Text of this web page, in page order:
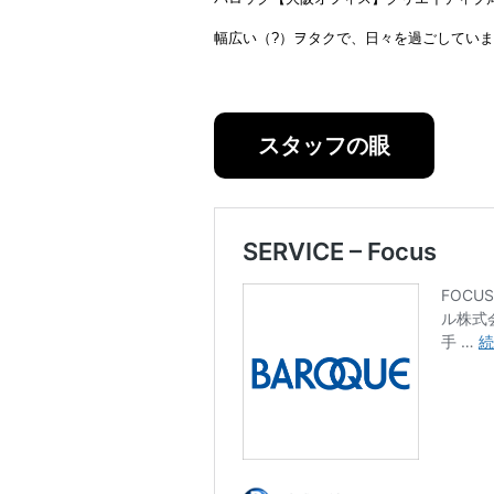
幅広い（?）ヲタクで、日々を過ごしてい
スタッフの眼